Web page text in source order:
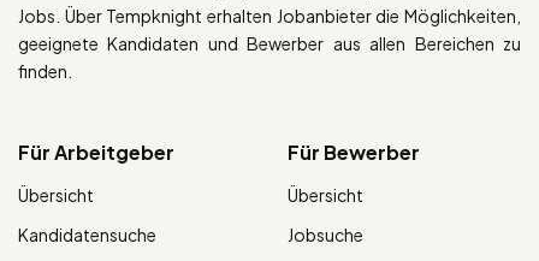
Jobs. Über Tempknight erhalten Jobanbieter die Möglichkeiten,
geeignete Kandidaten und Bewerber aus allen Bereichen zu
finden.
Für Arbeitgeber
Übersicht
Kandidatensuche
Für Bewerber
Übersicht
Jobsuche